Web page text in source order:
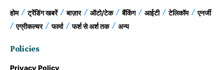
होम ट्रेंडिंग खबरें बाज़ार ऑटो/टेक बैंकिंग आईटी टेलिकॉम
एनर्जी
एग्रीकल्चर
फार्मा फर्श से अर्श तक अन्य
Policies
Privacy Policy